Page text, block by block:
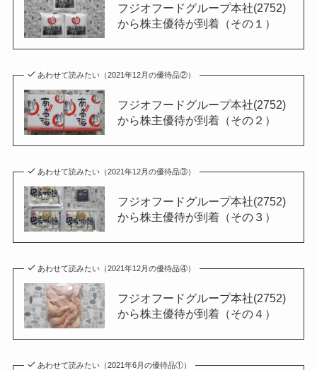
フジオフードグループ本社(2752)
から株主優待が到着（その１）
あわせて読みたい（2021年12月の優待品②）
フジオフードグループ本社(2752)
から株主優待が到着（その２）
あわせて読みたい（2021年12月の優待品③）
フジオフードグループ本社(2752)
から株主優待が到着（その３）
あわせて読みたい（2021年12月の優待品④）
フジオフードグループ本社(2752)
から株主優待が到着（その４）
あわせて読みたい（2021年6月の優待品①）